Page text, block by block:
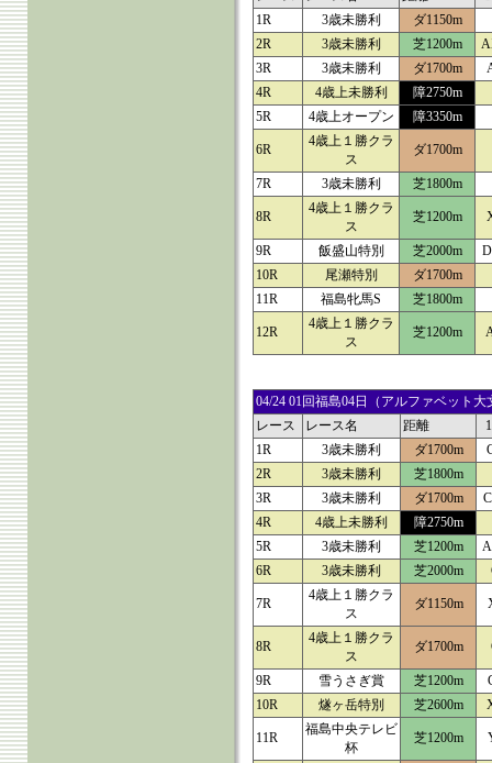
1R
3歳未勝利
ダ1150m
2R
3歳未勝利 芝1200m
3R
3歳未勝利 ダ1700m
4R
4歳上未勝利 障2750m
5R
4歳上オープン 障3350m
6R
4歳上１勝クラ
ス
ダ1700m
7R 3歳未勝利 芝1800m
8R
4歳上１勝クラ
ス
芝1200m
9R 飯盛山特別 芝2000m
10R
尾瀬特別
ダ1700m
11R
福島牝馬S 芝1800m
12R
4歳上１勝クラ
ス
芝1200m
04/24 01回福島04日（アルファベット
レース
レース名 距離
1R
3歳未勝利 ダ1700m
2R
3歳未勝利
芝1800m
3R
3歳未勝利 ダ1700m
4R
4歳上未勝利
障2750m
5R
3歳未勝利 芝1200m
6R
3歳未勝利 芝2000m
7R
4歳上１勝クラ
ス
ダ1150m
8R
4歳上１勝クラ
ス
ダ1700m
9R 雪うさぎ賞 芝1200m
10R
燧ヶ岳特別 芝2600m
11R
福島中央テレビ
杯
芝1200m